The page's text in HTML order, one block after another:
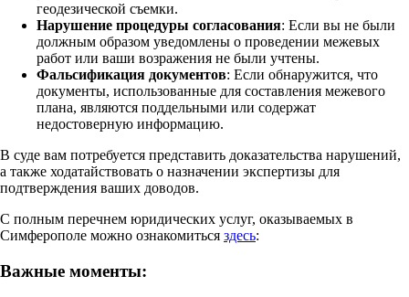
геодезической съемки.
Нарушение процедуры согласования: Если вы не были
должным образом уведомлены о проведении межевых
работ или ваши возражения не были учтены.
Фальсификация документов: Если обнаружится, что
документы, использованные для составления межевого
плана, являются поддельными или содержат
недостоверную информацию.
В суде вам потребуется представить доказательства нарушений,
а также ходатайствовать о назначении экспертизы для
подтверждения ваших доводов.
С полным перечнем юридических услуг, оказываемых в
Симферополе можно ознакомиться здесь:
Важные моменты: